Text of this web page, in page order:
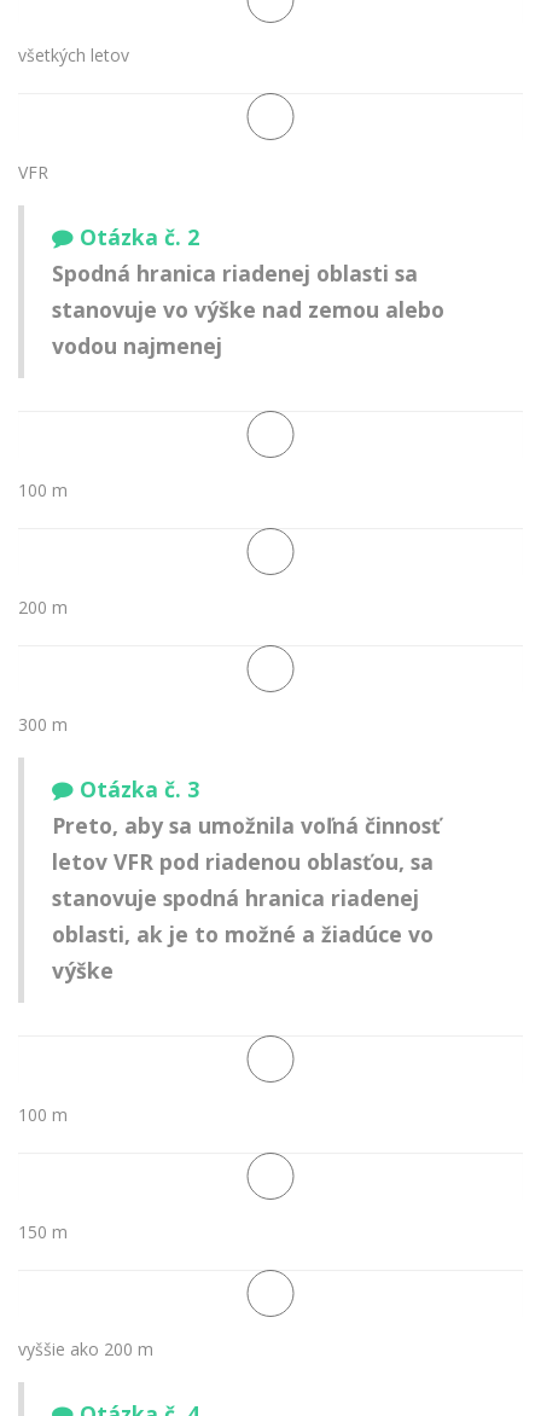
všetkých letov
VFR
Otázka č. 2
Spodná hranica riadenej oblasti sa
stanovuje vo výške nad zemou alebo
vodou najmenej
100 m
200 m
300 m
Otázka č. 3
Preto, aby sa umožnila voľná činnosť
letov VFR pod riadenou oblasťou, sa
stanovuje spodná hranica riadenej
oblasti, ak je to možné a žiadúce vo
výške
100 m
150 m
vyššie ako 200 m